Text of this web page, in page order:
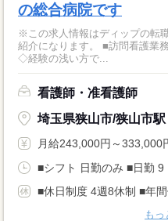
の総合病院です
※この求人情報はディップの転
紹介になります。 ■訪問看護業
◇経験の浅い方で...
看護師・准看護師
埼玉県狭山市/狭山市駅
月給243,000円～333,000
■シフト 日勤のみ ■日勤 9
■休日制度 4週8休制 ■年
もっ